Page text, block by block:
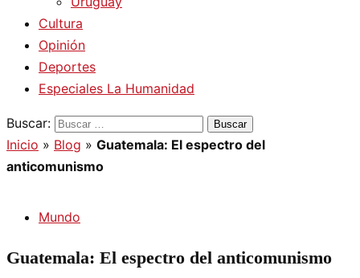
Cultura
Opinión
Deportes
Especiales La Humanidad
Buscar:
Inicio » Blog » Guatemala: El espectro del
anticomunismo
Mundo
Guatemala: El espectro del anticomunismo